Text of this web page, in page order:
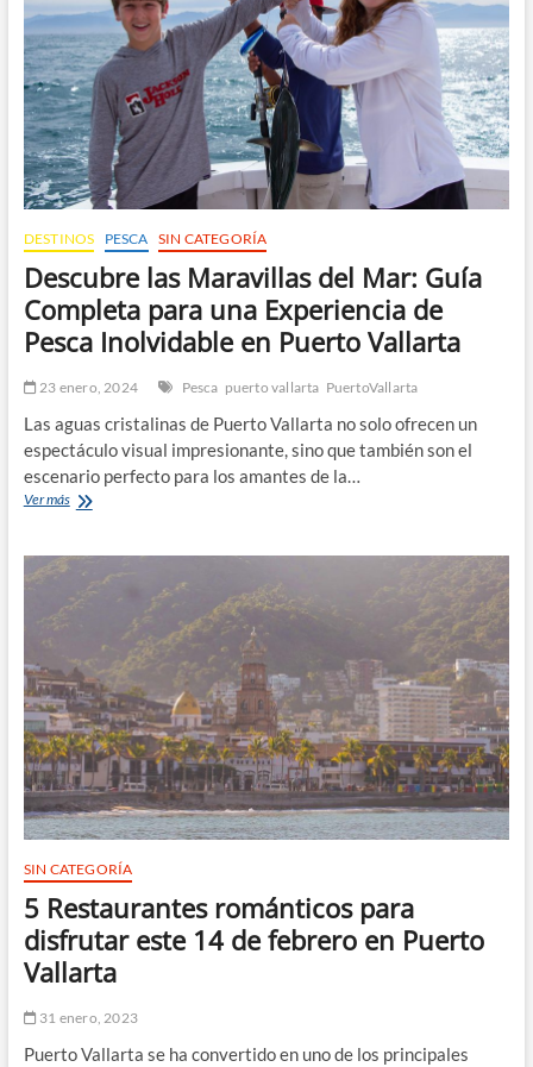
Puerto
Vallarta
DESTINOS PESCA SIN CATEGORÍA
Descubre las Maravillas del Mar: Guía
Completa para una Experiencia de
Pesca Inolvidable en Puerto Vallarta
23 enero, 2024 Pesca puerto vallarta PuertoVallarta
Las aguas cristalinas de Puerto Vallarta no solo ofrecen un
espectáculo visual impresionante, sino que también son el
escenario perfecto para los amantes de la…
Ver másDescubre
del
Mar:
Guía
una
Experiencia
de
Pesca
Inolvidable
en
Puerto
Vallarta
SIN CATEGORÍA
5 Restaurantes románticos para
disfrutar este 14 de febrero en Puerto
Vallarta
31 enero, 2023
Puerto Vallarta se ha convertido en uno de los principales